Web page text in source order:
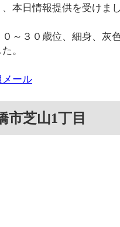
本日情報提供を受けま
～３０歳位、細身、灰
。
ール
市芝山1丁目